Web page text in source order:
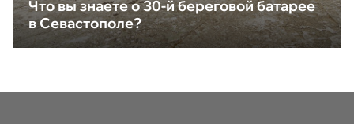
Что вы знаете о 30-й береговой батарее
в Севастополе?